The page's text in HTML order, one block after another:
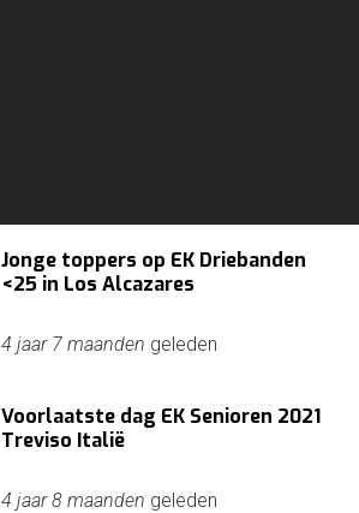
Jonge toppers op EK Driebanden
<25 in Los Alcazares
4 jaar 7 maanden geleden
Voorlaatste dag EK Senioren 2021
Treviso Italië
4 jaar 8 maanden geleden